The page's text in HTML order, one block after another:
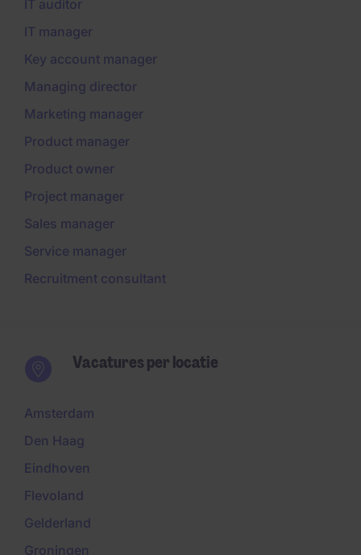
IT auditor
IT manager
Key account manager
Managing director
Marketing manager
Product manager
Product owner
Project manager
Sales manager
Service manager
Recruitment consultant
Vacatures per locatie
Amsterdam
Den Haag
Eindhoven
Flevoland
Gelderland
Groningen